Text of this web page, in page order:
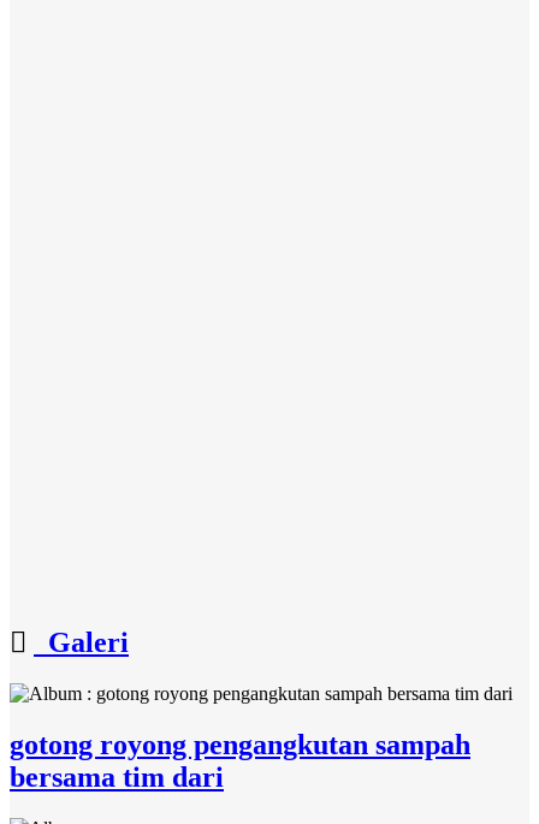
Galeri
gotong royong pengangkutan sampah
bersama tim dari